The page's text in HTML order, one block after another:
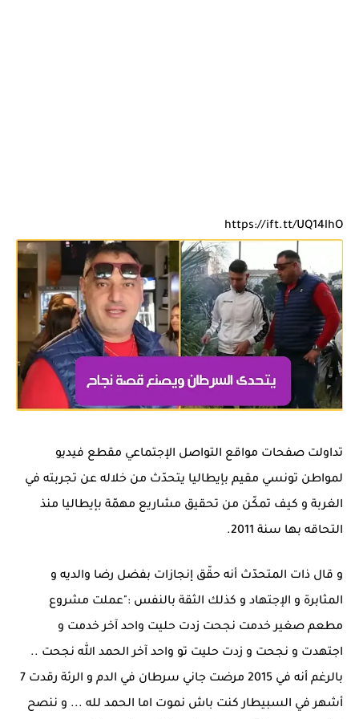
https://ift.tt/UQ14lhO
تداولت صفحات مواقع التواصل الإجتماعي مقطع فيديو
لمواطن تونسي مقيم بإيطاليا يتحدّث من خلاله عن تجربته في
الغربة و كيف تمكّن من تحقيق مشاريع مهمّة بإيطاليا منذ
التحاقه بها سنة 2011.
و قال ذات المتحدّث أنه حقّق إنجازات بفضل رضا والديه و
المثابرة و الإجتهاد و كذلك الثقة بالنفس :"عملت مشروع
مطعم صغير خدمت نجحت زدت حليت واحد آخر خدمت و
اجتهدت و نجحت و زدت حليت تو واحد آخر الحمد الله نجحت ..
بالرغم أنه في 2015 مرضت جاني سرطان في الدم و الرئة رقدت 7
أشهر في السبيطار كنت باش نموت اما الحمد لله ... و ننصح